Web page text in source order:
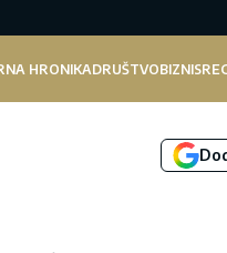
HRONIKADRUŠTVOBIZNIS